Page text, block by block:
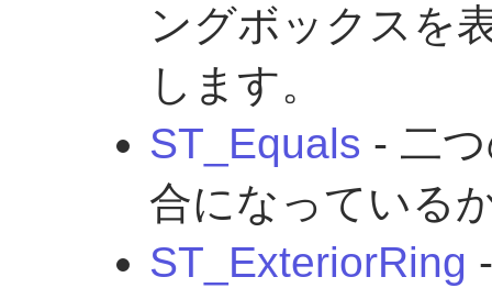
ングボックスを
します。
ST_Equals - 二
合になっている
ST_ExteriorRing